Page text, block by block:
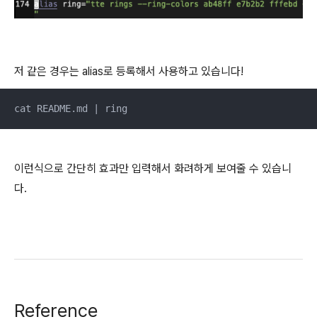
저 같은 경우는 alias로 등록해서 사용하고 있습니다!
cat README.md | ring
이런식으로 간단히 효과만 입력해서 화려하게 보여줄 수 있습니
다.
Reference